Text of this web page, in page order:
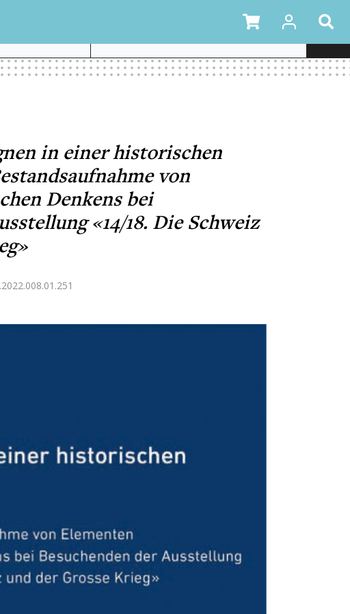
VON ELEMENTEN
in einer historischen
von
Denkens bei
«14/18. Die Schweiz